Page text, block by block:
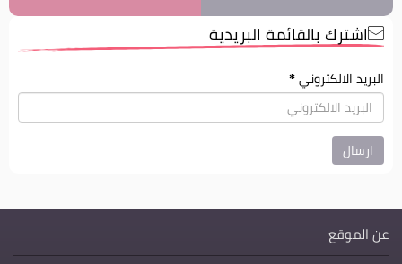
اشترك بالقائمة البريدية
البريد الالكتروني*
عن الموقع